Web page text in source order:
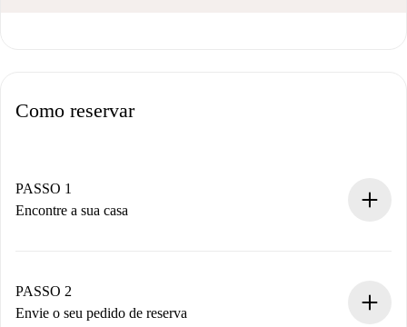
Como reservar
PASSO 1
Encontre a sua casa
Você tem todas as informações necessárias
antecipadamente.
PASSO 2
Envie o seu pedido de reserva